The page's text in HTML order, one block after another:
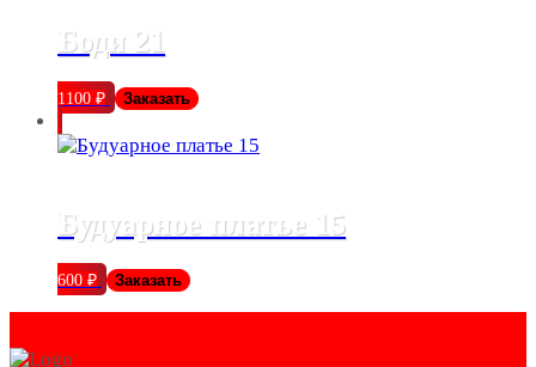
Боди 21
1100 ₽ Заказать
Будуарное платье 15
600 ₽ Заказать